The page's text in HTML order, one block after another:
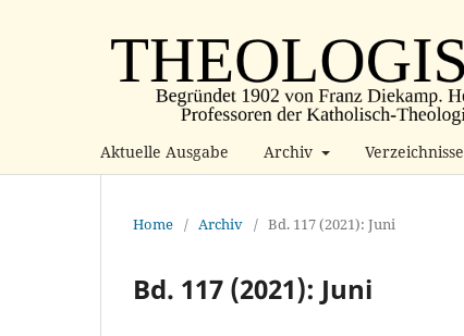
Aktuelle Ausgabe Archiv Verzeichnisse
Home / Archiv / Bd. 117 (2021): Juni
Bd. 117 (2021): Juni